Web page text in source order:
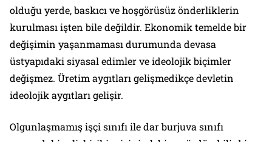
olduğu yerde, baskıcı ve hoşgörüsüz önderliklerin
kurulması işten bile değildir. Ekonomik temelde bir
değişimin yaşanmaması durumunda devasa
üstyapıdaki siyasal edimler ve ideolojik biçimler
değişmez. Üretim aygıtları gelişmedikçe devletin
ideolojik aygıtları gelişir.
Olgunlaşmamış işçi sınıfı ile dar burjuva sınıfı